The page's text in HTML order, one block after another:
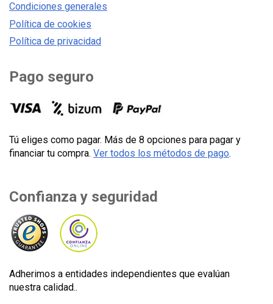
Condiciones generales
Política de cookies
Política de privacidad
Pago seguro
Tú eliges como pagar. Más de 8 opciones para pagar y
financiar tu compra. Ver todos los métodos de pago.
Confianza y seguridad
Adherimos a entidades independientes que evalúan
nuestra calidad..